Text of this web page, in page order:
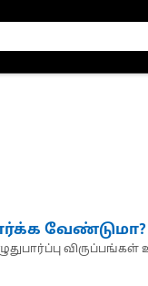
வேண்டுமா?